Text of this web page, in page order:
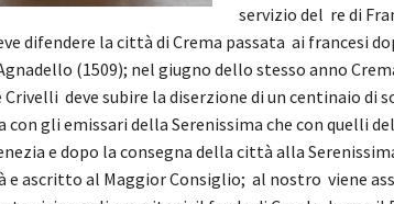
servizio del re di
difendere la città di Crema passata ai francesi
(1509); nel giugno dello stesso anno
Crivelli deve subire la diserzione di un centinaio di
gli emissari della Serenissima che con quelli
e dopo la consegna della città alla
e ascritto al Maggior Consiglio; al nostro viene